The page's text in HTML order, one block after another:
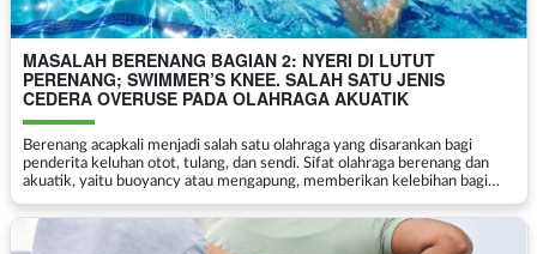
MASALAH BERENANG BAGIAN 2: NYERI DI LUTUT
PERENANG; SWIMMER’S KNEE. SALAH SATU JENIS
CEDERA OVERUSE PADA OLAHRAGA AKUATIK
Berenang acapkali menjadi salah satu olahraga yang disarankan bagi
penderita keluhan otot, tulang, dan sendi. Sifat olahraga berenang dan
akuatik, yaitu buoyancy atau mengapung, memberikan kelebihan bagi